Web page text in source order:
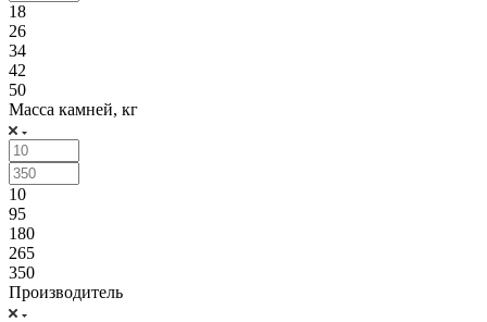
18
26
34
42
50
Масса камней, кг
10
95
180
265
350
Производитель